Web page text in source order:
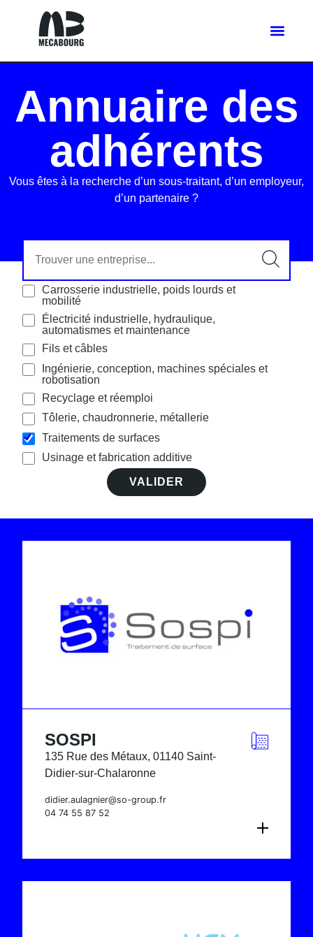
Annuaire des
adhérents
Vous êtes à la recherche d’un sous-traitant, d’un employeur,
d’un partenaire ?
Carrosserie industrielle, poids lourds et
mobilité
Électricité industrielle, hydraulique,
automatismes et maintenance
Fils et câbles
Ingénierie, conception, machines spéciales et
robotisation
Recyclage et réemploi
Tôlerie, chaudronnerie, métallerie
Traitements de surfaces
Usinage et fabrication additive
SOSPI
135 Rue des Métaux, 01140 Saint-
Didier-sur-Chalaronne
didier.aulagnier@so-group.fr
04 74 55 87 52